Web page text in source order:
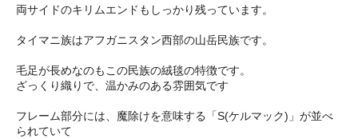
両サイドのキリムエンドもしっかり残っています。
タイマニ族はアフガニスタン西部の山岳民族です。
毛足が長めなのもこの民族の絨毯の特徴です。
ざっくり織りで、温かみのある雰囲気です
フレーム部分には、魔除けを意味する「S(ケルマック)」が並べ
られていて